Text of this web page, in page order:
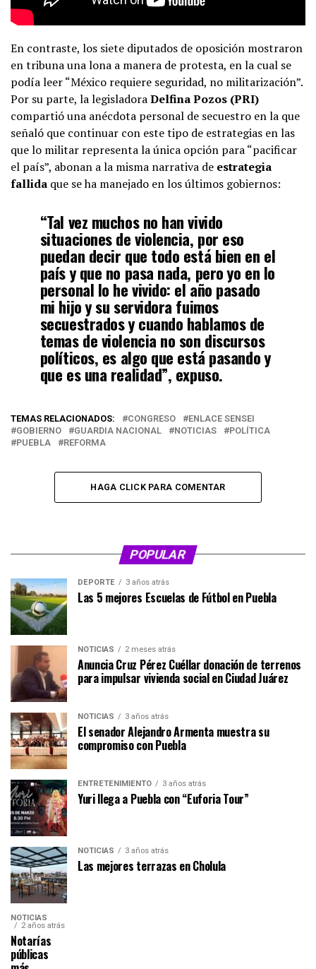
En contraste, los siete diputados de oposición mostraron
en tribuna una lona a manera de protesta, en la cual se
podía leer “México requiere seguridad, no militarización”.
Por su parte, la legisladoraDelfina Pozos (PRI)
compartió una anécdota personal de secuestro en la que
señaló que continuar con este tipo de estrategias en las
que lo militar representa la única opción para “pacificar
el país”, abonan a la misma narrativa de estrategia
fallida que se ha manejado en los últimos gobiernos:
“Tal vez muchos no han vivido
situaciones de violencia, por eso
puedan decir que todo está bien en el
país y que no pasa nada, pero yo en lo
personal lo he vivido: el año pasado
mi hijo y su servidora fuimos
secuestrados y cuando hablamos de
temas de violencia no son discursos
políticos, es algo que está pasando y
que es una realidad”, expuso.
TEMAS RELACIONADOS: CONGRESO
ENLACE SENSEI
GOBIERNO
GUARDIA NACIONAL NOTICIAS
POLÍTICA
PUEBLA
REFORMA
HAGA CLICK PARA COMENTAR
POPULAR
DEPORTE 3 años atrás
Las 5 mejores Escuelas de Fútbol en Puebla
NOTICIAS 2 meses atrás
Anuncia Cruz Pérez Cuéllar donación de terrenos
para impulsar vivienda social en Ciudad Juárez
NOTICIAS 3 años atrás
El senador Alejandro Armenta muestra su
compromiso con Puebla
ENTRETENIMIENTO 3 años atrás
Yuri llega a Puebla con “Euforia Tour”
NOTICIAS 3 años atrás
Las mejores terrazas en Cholula
NOTICIAS
2 años atrás
Notarías
públicas